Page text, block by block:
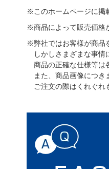
※このホームページに掲
※商品によって販売価格
※弊社ではお客様が商品
しかしさまざまな事情
商品の正確な仕様等は
また、商品画像につき
ご注文の際はくれぐれ